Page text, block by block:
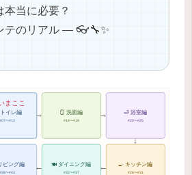
本当に必要？
テのリアル ― 👓🔧✨
→ →
↓
←
←
まここ
イレ編
#07〜#13
🪞 洗面編
#14〜#19
🛁 浴室編
#20〜#25
🍳 キッチン編
#26〜#31
🍽 ダイニング編
#32〜#37
ビング編
#38〜#43